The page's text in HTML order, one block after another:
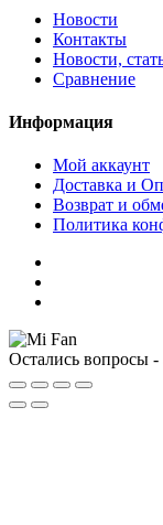
Новости
Контакты
Новости,
Сравнение
Информация
Мой аккаунт
Доставка и
Возврат и
Политика
Остались вопросы